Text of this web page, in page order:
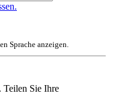
Sprache anzeigen.
Teilen Sie Ihre